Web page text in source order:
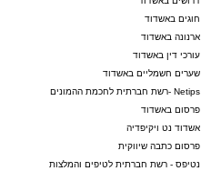
חוגים באשדוד
ארנונה באשדוד
עורכי דין באשדוד
שערים חשמליים באשדוד
Netips -רשת חברתית לחכמת ההמונים
פרסום באשדוד
אשדוד נט ויקיפדיה
פרסום כתבה שיווקית
נטיפס - רשת חברתית לטיפים והמלצות